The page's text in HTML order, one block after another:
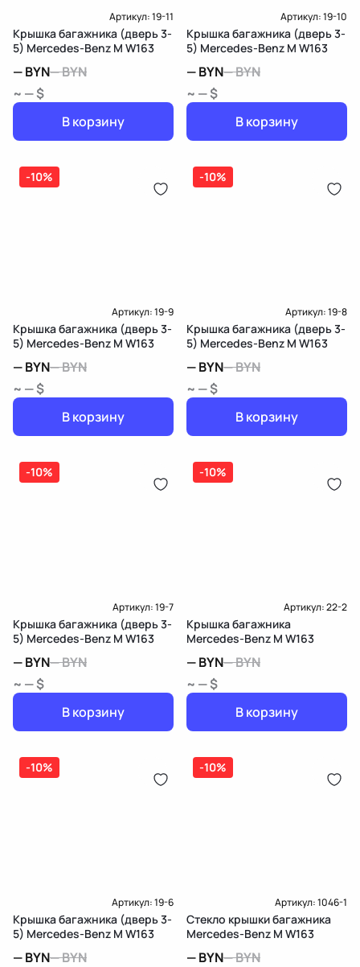
Артикул:19-11
Крышка багажника (дверь 3-
5) Mercedes-Benz M W163
—BYN—BYN
~ — $
В корзину
Артикул:19-10
Крышка багажника (дверь 3-
5) Mercedes-Benz M W163
—BYN—BYN
~ — $
В корзину
-10%
Артикул:19-9
Крышка багажника (дверь 3-
5) Mercedes-Benz M W163
—BYN—BYN
~ — $
В корзину
-10%
Артикул:19-8
Крышка багажника (дверь 3-
5) Mercedes-Benz M W163
—BYN—BYN
~ — $
В корзину
-10%
Артикул:19-7
Крышка багажника (дверь 3-
5) Mercedes-Benz M W163
—BYN—BYN
~ — $
В корзину
-10%
Артикул:22-2
Крышка багажника
Mercedes-Benz M W163
—BYN—BYN
~ — $
В корзину
-10%
Артикул:19-6
Крышка багажника (дверь 3-
5) Mercedes-Benz M W163
—BYN—BYN
-10%
Артикул:1046-1
Стекло крышки багажника
Mercedes-Benz M W163
—BYN—BYN